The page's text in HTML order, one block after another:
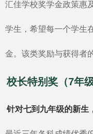
汇佳学校奖学金政策惠
学生，希望每一个学生
金。该类奖励与获得者
校长特别奖（7年
针对七到九年级的新生